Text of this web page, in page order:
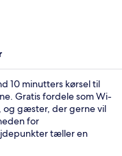
10 minutters kørsel til
Gratis fordele som Wi-
og gæster, der gerne vil
for
tæller en